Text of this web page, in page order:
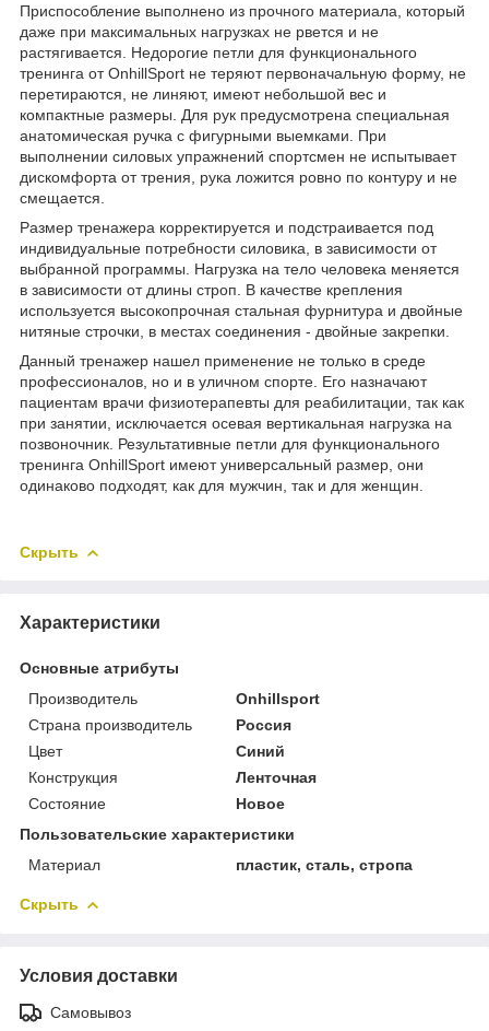
Приспособление выполнено из прочного материала, который
даже при максимальных нагрузках не рвется и не
растягивается. Недорогие петли для функционального
тренинга от OnhillSport не теряют первоначальную форму, не
перетираются, не линяют, имеют небольшой вес и
компактные размеры. Для рук предусмотрена специальная
анатомическая ручка с фигурными выемками. При
выполнении силовых упражнений спортсмен не испытывает
дискомфорта от трения, рука ложится ровно по контуру и не
смещается.
Размер тренажера корректируется и подстраивается под
индивидуальные потребности силовика, в зависимости от
выбранной программы. Нагрузка на тело человека меняется
в зависимости от длины строп. В качестве крепления
используется высокопрочная стальная фурнитура и двойные
нитяные строчки, в местах соединения - двойные закрепки.
Данный тренажер нашел применение не только в среде
профессионалов, но и в уличном спорте. Его назначают
пациентам врачи физиотерапевты для реабилитации, так как
при занятии, исключается осевая вертикальная нагрузка на
позвоночник. Результативные петли для функционального
тренинга OnhillSport имеют универсальный размер, они
одинаково подходят, как для мужчин, так и для женщин.
Скрыть
Характеристики
Основные атрибуты
Производитель
Onhillsport
Страна производитель
Россия
Цвет
Синий
Конструкция
Ленточная
Состояние
Новое
Пользовательские характеристики
Материал
пластик, сталь, стропа
Скрыть
Условия доставки
Самовывоз